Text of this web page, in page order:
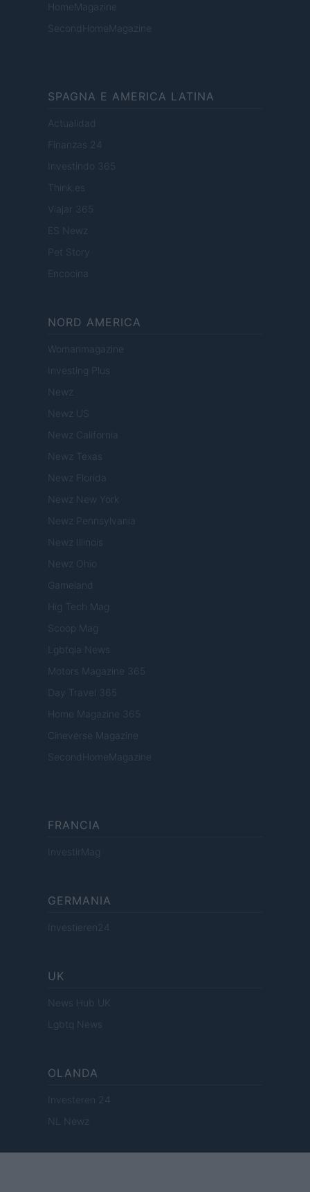
HomeMagazine
SecondHomeMagazine
SPAGNA E AMERICA LATINA
Actualidad
Finanzas 24
Investindo 365
Think.es
Viajar 365
ES Newz
Pet Story
Encocina
NORD AMERICA
Womanmagazine
Investing Plus
Newz
Newz US
Newz California
Newz Texas
Newz Florida
Newz New York
Newz Pennsylvania
Newz Illinois
Newz Ohio
Gameland
Hig Tech Mag
Scoop Mag
Lgbtqia News
Motors Magazine 365
Day Travel 365
Home Magazine 365
Cineverse Magazine
SecondHomeMagazine
FRANCIA
InvestirMag
GERMANIA
Investieren24
UK
News Hub UK
Lgbtq News
OLANDA
Investeren 24
NL Newz